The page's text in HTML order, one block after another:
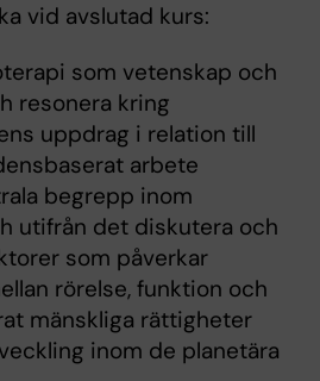
vid avslutad kurs:
som vetenskap och
resonera kring
uppdrag i relation till
arbete
begrepp inom
utifrån det diskutera och
som påverkar
rörelse, funktion och
mänskliga rättigheter
inom de planetära